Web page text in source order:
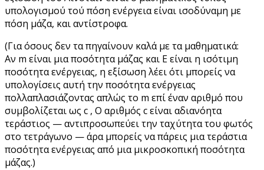
υπολογισμού τού πόση ενέργεια είναι ισοδύναμη με
πόση μάζα, και αντίστροφα.
(Για όσους δεν τα πηγαίνουν καλά με τα μαθηματικά:
Αν m είναι μια ποσότητα μάζας και Ε είναι η ισότιμη
ποσότητα ενέργειας, η εξίσωση λέει ότι μπορείς να
υπολογίσεις αυτή την ποσότητα ενέργειας
πολλαπλασιάζοντας απλώς το m επί έναν αριθμό που
συμβολίζεται ως c , Ο αριθμός cείναι αδιανόητα
τεράστιος — αντιπροσωπεύει την ταχύτητα του φωτός
στο τετράγωνο — άρα μπορείς να πάρεις μια τεράστια
ποσότητα ενέργειας από μια μικροσκοπική ποσότητα
μάζας.)